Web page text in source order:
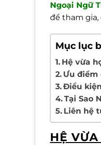
Ngoại Ngữ
để tham
Mục lục
Hệ vừa
Ưu điểm
Điều
Tại Sao
Liên hệ
HỆ